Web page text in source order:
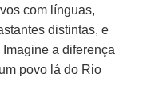
com línguas,
distintas, e
a diferença
povo lá do Rio